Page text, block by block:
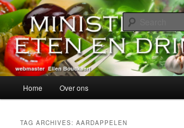
Skip
to
primary
content
Skip
to
secondary
contentMinisterie van Eten en
alles over eten, drinken en andere genoegens…
Home Over ons
TAG ARCHIVES:AARDAPPELEN